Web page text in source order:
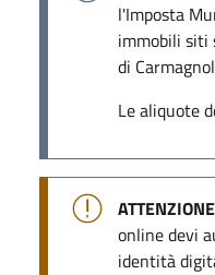
l'Imposta
immobili siti
di
Le aliquote
ATTENZIONE
online devi
identità